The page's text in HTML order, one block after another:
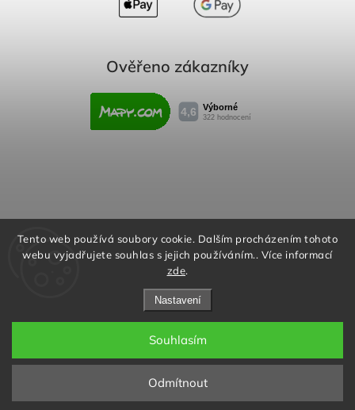
Tento web používá soubory cookie. Dalším procházením tohoto
webu vyjadřujete souhlas s jejich používáním.. Více informací
zde.
Nastavení
Odmítnout
Souhlasím
Ověřeno zákazníky
Obchodní podmínky
Reklamační řád
Podmínky ochrany osobních údajů
Copyright 2026Rafity.cz. Všechna práva vyhrazena.
Upravit nastavení cookies
Aktivujte kód "RAFITY15" na
stránce produktu nebo v košíku a
získejte slevu 15% na všechny
produkty v objednávce.